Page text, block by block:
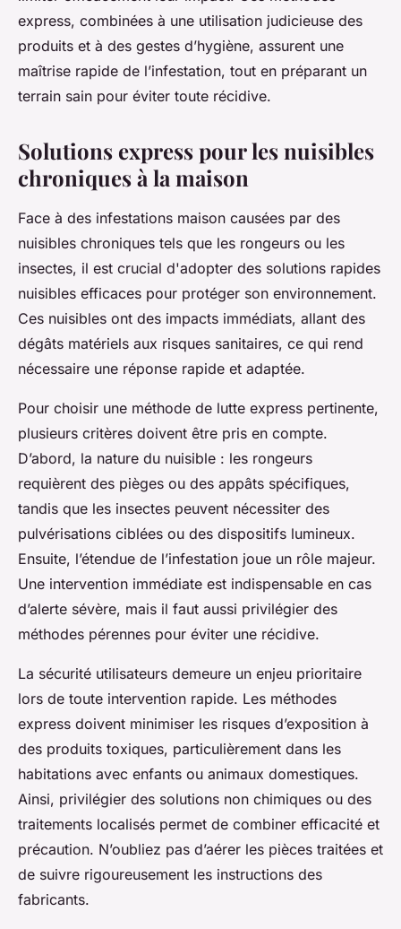
express, combinées à une utilisation judicieuse des
produits et à des gestes d’hygiène, assurent une
maîtrise rapide de l’infestation, tout en préparant un
terrain sain pour éviter toute récidive.
Solutions express pour les nuisibles
chroniques à la maison
Face à des infestations maison causées par des
nuisibles chroniques tels que les rongeurs ou les
insectes, il est crucial d'adopter des solutions rapides
nuisibles efficaces pour protéger son environnement.
Ces nuisibles ont des impacts immédiats, allant des
dégâts matériels aux risques sanitaires, ce qui rend
nécessaire une réponse rapide et adaptée.
Pour choisir une méthode de lutte express pertinente,
plusieurs critères doivent être pris en compte.
D’abord, la nature du nuisible : les rongeurs
requièrent des pièges ou des appâts spécifiques,
tandis que les insectes peuvent nécessiter des
pulvérisations ciblées ou des dispositifs lumineux.
Ensuite, l’étendue de l’infestation joue un rôle majeur.
Une intervention immédiate est indispensable en cas
d’alerte sévère, mais il faut aussi privilégier des
méthodes pérennes pour éviter une récidive.
La sécurité utilisateurs demeure un enjeu prioritaire
lors de toute intervention rapide. Les méthodes
express doivent minimiser les risques d’exposition à
des produits toxiques, particulièrement dans les
habitations avec enfants ou animaux domestiques.
Ainsi, privilégier des solutions non chimiques ou des
traitements localisés permet de combiner efficacité et
précaution. N’oubliez pas d’aérer les pièces traitées et
de suivre rigoureusement les instructions des
fabricants.